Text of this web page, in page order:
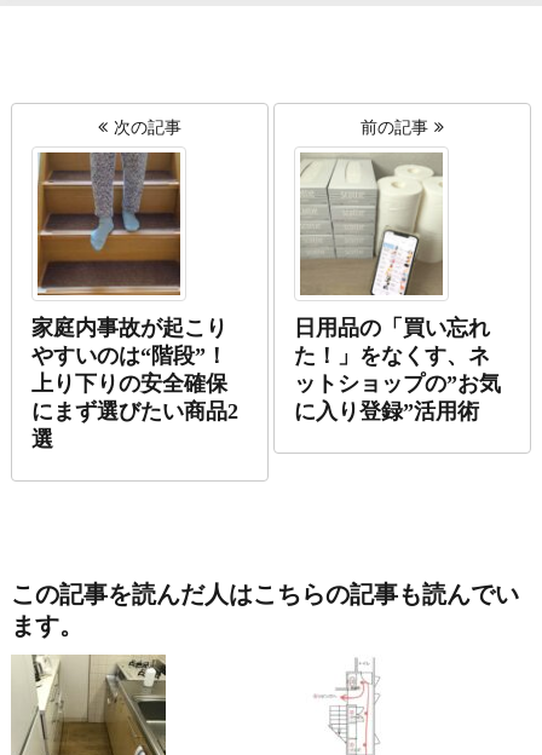
次の記事
家庭内事故が起こり
やすいのは“階段”！
上り下りの安全確保
にまず選びたい商品2
選
前の記事
日用品の「買い忘れ
た！」をなくす、ネ
ットショップの”お気
に入り登録”活用術
この記事を読んだ人はこちらの記事も読んでい
ます。